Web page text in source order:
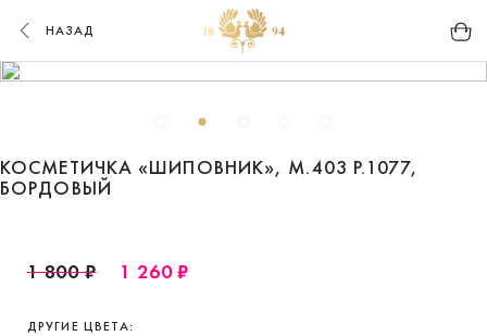
НАЗАД
КОСМЕТИЧКА «ШИПОВНИК», М.403 Р.1077,
БОРДОВЫЙ
1 800 ₽ 1 260 ₽
ДРУГИЕ ЦВЕТА: